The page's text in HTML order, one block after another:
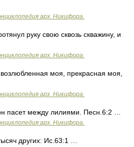
арх. Никифора.
руку свою сквозь скважину, и
арх. Никифора.
моя, прекрасная моя,
арх. Никифора.
пасет между лилиями. Песн.6:2 …
арх. Никифора.
других: Ис.63:1 …